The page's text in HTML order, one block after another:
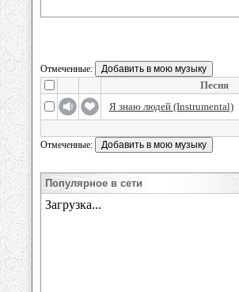
Отмеченные:
Песня
Я знаю людей (Instrumental)
Отмеченные:
Популярное в сети